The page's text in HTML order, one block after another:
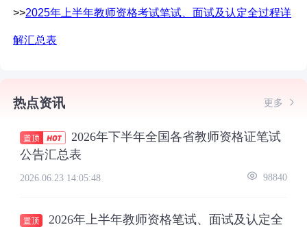
>>2025年上半年教师资格考试笔试、面试及认定全过程详
解汇总表
热点资讯 更多
2026年下半年全国各省教师资格证笔试
公告汇总表
2026.06.23 14:05:48 98840
2026年上半年教师资格笔试、面试及认定全